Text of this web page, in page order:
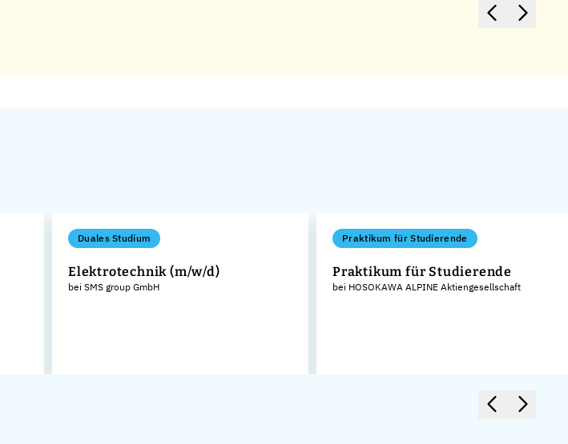
Duales Studium
Elektrotechnik (m/w/d)
bei SMS group GmbH
Praktikum für Studierende
Praktikum für Studierende
bei HOSOKAWA ALPINE Aktiengesellschaft